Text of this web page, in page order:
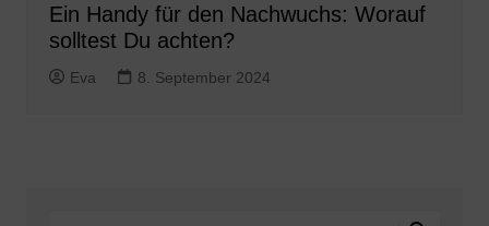
Ein Handy für den Nachwuchs: Worauf
solltest Du achten?
Eva 8. September 2024